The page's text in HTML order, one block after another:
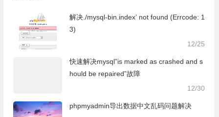
解决./mysql-bin.index’ not found (Errcode: 1
3)
12/25
快速解决mysql”is marked as crashed and s
hould be repaired”故障
12/30
phpmyadmin导出数据中文乱码问题解决